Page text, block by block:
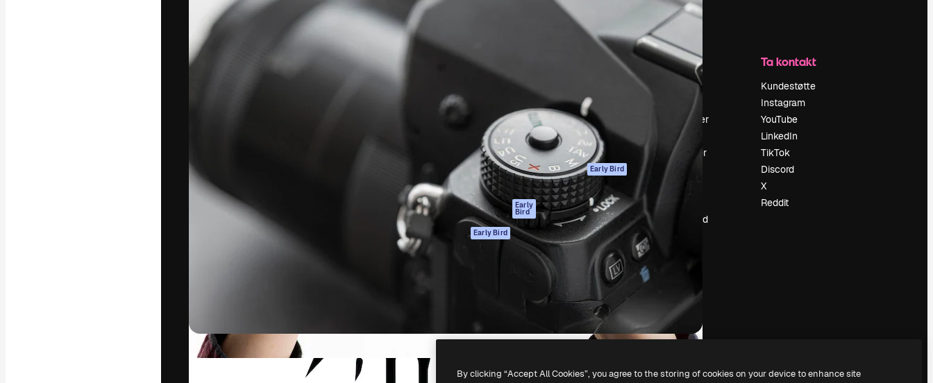
Bevegelsesgrafikk
Videomaler
Ikoner
3D-modeller
Skrifter
Den kreative plattformen for å lede ditt
Produkter
AI-assistent
AI Image Generator
AI-videogenerator
stemmegenerator
Arkivinnhold
MCP for
Claude/ChatGPT
Early
Bird
Agenter Early Bird
Dokumentasjon
Support
Vilkår for bruk
Personvernerklæring
Originaler Early Bird
Retningslinjer for
informasjonskapsler
Tillitssenter
Affiliates
For bedrifter
Selskap
Anmeldelser
Karrierer
Søketrender
Blogg
Hendelser
Slidesgo
Selg innhold
Ta kontakt
Kundestøtte
Instagram
YouTube
LinkedIn
TikTok
Discord
X
Reddit
Copyright © 2010- Alle rettigheter forbeholdt.
By clicking “Accept All Cookies”, you agree to the storing of cookies on your device to enhance site